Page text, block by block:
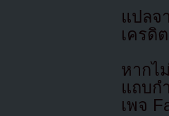
แปล
เครดิ
หากไ
แถบก
เพจ